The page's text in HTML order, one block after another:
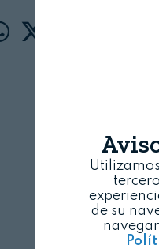
de su